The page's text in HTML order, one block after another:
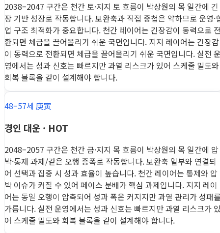
2038–2047 구간은 천간 토·지지 토 흐름이 박상원의 목 일간에 긴
장 기반 성장로 작동합니다. 보완축과 직접 중첩은 약하므로 운영·
업 구조 최적화가 중요합니다. 천간 레이어는 긴장감이 동력으로
환되면 체급을 끌어올리기 쉬운 국면입니다. 지지 레이어는 긴장감
이 동력으로 전환되면 체급을 끌어올리기 쉬운 국면입니다. 실전
영에서는 성과 신호는 빠르지만 과열 리스크가 있어 스케줄 밀도와
회복 블록을 같이 설계해야 합니다.
48–57세 庚寅
경인 대운 · HOT
2048–2057 구간은 천간 금·지지 목 흐름이 박상원의 목 일간에 압
박·통제 과제/같은 오행 증폭로 작동합니다. 보완축 일부와 연결되
어 선택과 집중 시 성과 효율이 높습니다. 천간 레이어는 통제와 압
박 이슈가 커질 수 있어 페이스 분배가 핵심 과제입니다. 지지 레이
어는 동일 오행이 압축되어 성과 폭은 커지지만 과열 관리가 성패
가릅니다. 실전 운영에서는 성과 신호는 빠르지만 과열 리스크가
어 스케줄 밀도와 회복 블록을 같이 설계해야 합니다.